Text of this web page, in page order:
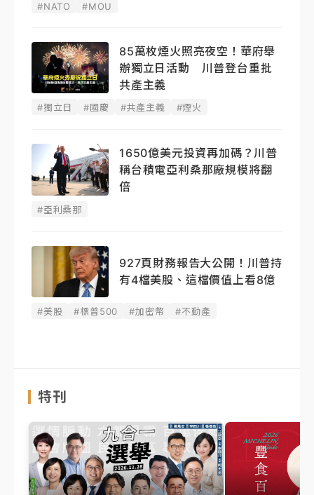
#NATO #MOU
85萬枚煙火照亮夜空！華府舉
辦獨立日活動 川普登台重批
共產主義
#獨立日 #國慶 #共產主義 #煙火
1650億美元投資再加碼？川普
稱台積電亞利桑那廠規模將翻
倍
#亞利桑那
927頁財務報告大公開！川普持
有4檔美股、這檔價值上看8億
#美股 #標普500 #加密幣 #不動產
特刊